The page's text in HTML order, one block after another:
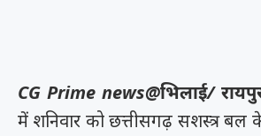
CG Prime news@भिलाई/
में शनिवार को छत्तीसगढ़ सशस्त्र